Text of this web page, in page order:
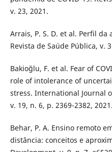
v. 23, 2021.
Arrais, P. S. D. et al. Perfil da
Revista de Saúde Pública, v.
Bakioğlu, F. et al. Fear of
role of intolerance of
stress. International Journal
v. 19, n. 6, p. 2369-2382, 2021.
Behar, P. A. Ensino remoto
distância: conceitos e